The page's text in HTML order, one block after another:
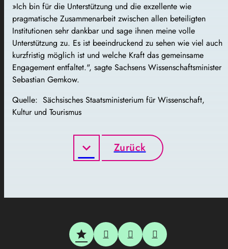
»Ich bin für die Unterstützung und die exzellente wie
pragmatische Zusammenarbeit zwischen allen beteiligten
Institutionen sehr dankbar und sage ihnen meine volle
Unterstützung zu. Es ist beeindruckend zu sehen wie viel auch
kurzfristig möglich ist und welche Kraft das gemeinsame
Engagement entfaltet.", sagte Sachsens Wissenschaftsminister
Sebastian Gemkow.
Quelle: Sächsisches Staatsministerium für Wissenschaft,
Kultur und Tourismus
Zurück